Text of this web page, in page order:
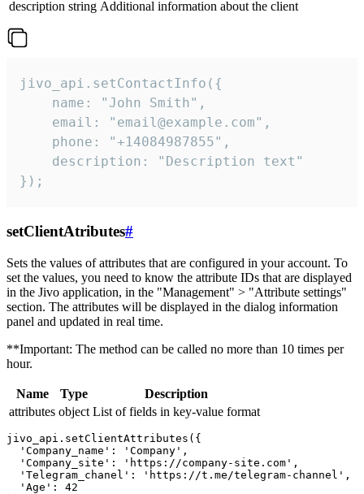
description string Additional information about the client
jivo_api.setContactInfo({
    name: "John Smith",
    email: "email@example.com",
    phone: "+14084987855",
    description: "Description text"
});
setClientAtributes#
Sets the values ​​of attributes that are configured in your account. To
set the values, you need to know the attribute IDs that are displayed
in the Jivo application, in the "Management" > "Attribute settings"
section. The attributes will be displayed in the dialog information
panel and updated in real time.
**Important: The method can be called no more than 10 times per
hour.
Name Type
Description
attributes object List of fields in key-value format
jivo_api.setClientAttributes({
  'Company_name': 'Company',
  'Company_site': 'https://company-site.com',
  'Telegram_chanel': 'https://t.me/telegram-channel',
  'Age': 42